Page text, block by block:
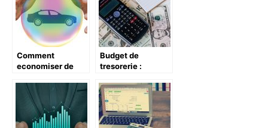
Comment
economiser de
l’assurance
automobile ?
Budget de
tresorerie :
pour bien en
construire